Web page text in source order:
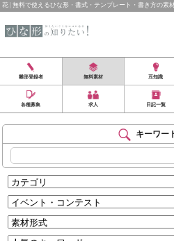
花 | 無料で使えるひな形・書式・テンプレート・書き方の素
雛形登録者 無料素材 豆知識
各種募集 求人 日記一覧
キーワー